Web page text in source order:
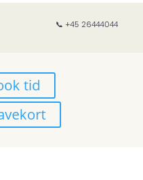
📞 +45 26444044
tid